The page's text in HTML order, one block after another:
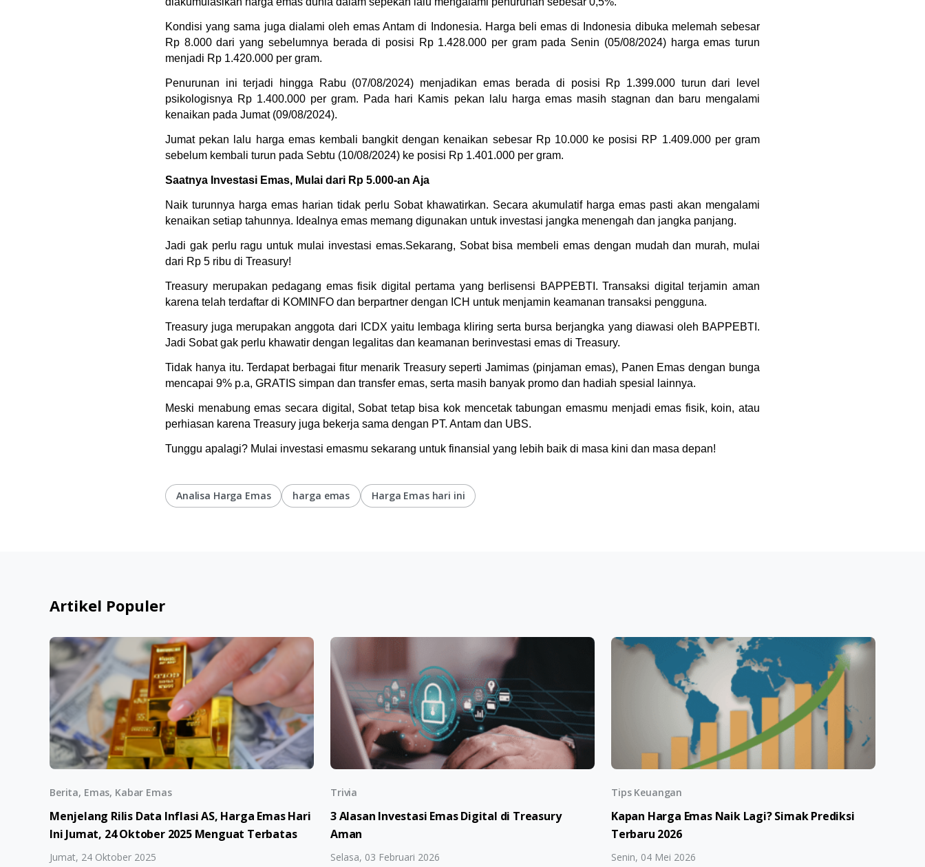
Kondisi yang sama juga dialami oleh emas Antam di Indonesia. Harga beli emas di Indonesia dibuka melemah sebesar
Rp 8.000 dari yang sebelumnya berada di posisi Rp 1.428.000 per gram pada Senin (05/08/2024) harga emas turun
menjadi Rp 1.420.000 per gram.
Penurunan ini terjadi hingga Rabu (07/08/2024) menjadikan emas berada di posisi Rp 1.399.000 turun dari level
psikologisnya Rp 1.400.000 per gram. Pada hari Kamis pekan lalu harga emas masih stagnan dan baru mengalami
kenaikan pada Jumat (09/08/2024).
Jumat pekan lalu harga emas kembali bangkit dengan kenaikan sebesar Rp 10.000 ke posisi RP 1.409.000 per gram
sebelum kembali turun pada Sebtu (10/08/2024) ke posisi Rp 1.401.000 per gram.
Saatnya Investasi Emas, Mulai dari Rp 5.000-an Aja
Naik turunnya harga emas harian tidak perlu Sobat khawatirkan. Secara akumulatif harga emas pasti akan mengalami
kenaikan setiap tahunnya. Idealnya emas memang digunakan untuk investasi jangka menengah dan jangka panjang.
Jadi gak perlu ragu untuk mulai investasi emas.Sekarang, Sobat bisa membeli emas dengan mudah dan murah, mulai
dari Rp 5 ribu di Treasury!
Treasury merupakan pedagang emas fisik digital pertama yang berlisensi BAPPEBTI. Transaksi digital terjamin aman
karena telah terdaftar di KOMINFO dan berpartner dengan ICH untuk menjamin keamanan transaksi pengguna.
Treasury juga merupakan anggota dari ICDX yaitu lembaga kliring serta bursa berjangka yang diawasi oleh BAPPEBTI.
Jadi Sobat gak perlu khawatir dengan legalitas dan keamanan berinvestasi emas di Treasury.
Tidak hanya itu. Terdapat berbagai fitur menarik Treasury seperti Jamimas (pinjaman emas), Panen Emas dengan bunga
mencapai 9% p.a, GRATIS simpan dan transfer emas, serta masih banyak promo dan hadiah spesial lainnya.
Meski menabung emas secara digital, Sobat tetap bisa kok mencetak tabungan emasmu menjadi emas fisik, koin, atau
perhiasan karena Treasury juga bekerja sama dengan PT. Antam dan UBS.
Tunggu apalagi? Mulai investasi emasmu sekarang untuk finansial yang lebih baik di masa kini dan masa depan!
Analisa Harga Emas harga emas Harga Emas hari ini
Artikel Populer
Berita, Emas, Kabar Emas
Menjelang Rilis Data Inflasi AS, Harga Emas Hari
Ini Jumat, 24 Oktober 2025 Menguat Terbatas
Jumat, 24 Oktober 2025
Trivia
3 Alasan Investasi Emas Digital di Treasury
Aman
Selasa, 03 Februari 2026
Tips Keuangan
Kapan Harga Emas Naik Lagi? Simak Prediksi
Terbaru 2026
Senin, 04 Mei 2026